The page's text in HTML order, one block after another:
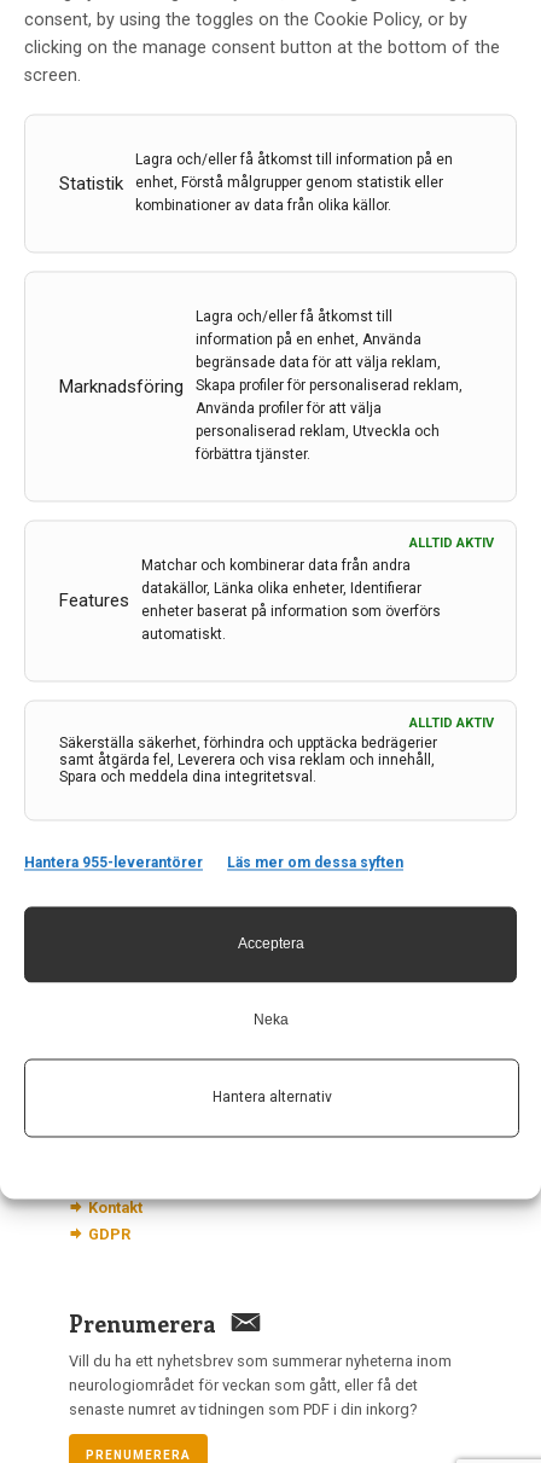
consent, by using the toggles on the Cookie Policy, or by
clicking on the manage consent button at the bottom of the
screen.
Statistik
Lagra och/eller få åtkomst till information på en
enhet, Förstå målgrupper genom statistik eller
kombinationer av data från olika källor.
Marknadsföring
Lagra och/eller få åtkomst till
information på en enhet, Använda
begränsade data för att välja reklam,
Skapa profiler för personaliserad reklam,
Använda profiler för att välja
personaliserad reklam, Utveckla och
förbättra tjänster.
Features
ALLTID AKTIV
Matchar och kombinerar data från andra
datakällor, Länka olika enheter, Identifierar
enheter baserat på information som överförs
automatiskt.
Säkerställa säkerhet, förhindra och upptäcka bedrägerier
samt åtgärda fel, Leverera och visa reklam och innehåll,
Spara och meddela dina integritetsval.
ALLTID AKTIV
Hantera 955-leverantörer Läs mer om dessa syften
Acceptera
Neka
Hantera alternativ
Ovanligt fall med ovanligt lång
överlevnad vid PML
10 okt 2019
Madeleine Stigsdotter Nilsson, PML,
drabbar personer med nedsatt immunförsvar. I denna
artikel ger Madeleine Stigsdotter Nilsson en
övergripande presentation av sjukdomen, samt
beskriver ett ovanligt patientfall.
Neurologi i Sverige
nis@pharma-industry.se
Länkar
Om Neurologi i Sverige
Kontakt
GDPR
Prenumerera
Vill du ha ett nyhetsbrev som summerar nyheterna inom
neurologiområdet för veckan som gått, eller få det
senaste numret av tidningen som PDF i din inkorg?
PRENUMERERA